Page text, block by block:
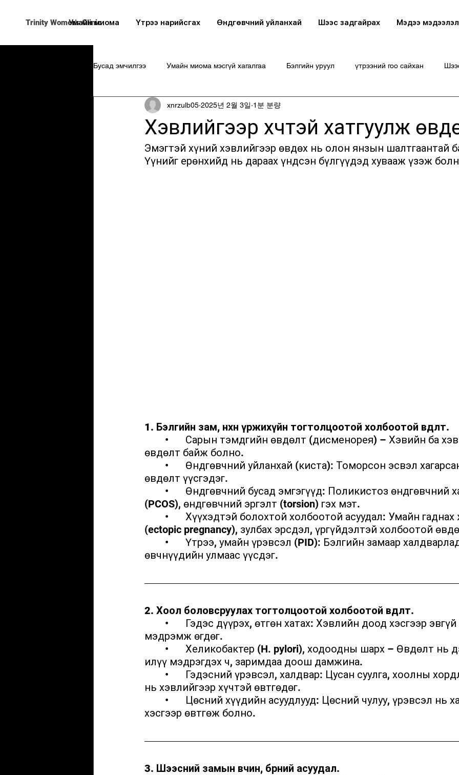
Trinity Women's Clinic
Умайн миома Үтрээ нарийсгах Өндгөвчний уйланхай Шээс задгайрах Мэдээ мэдээлэл
Бусад эмчилгээ Умайн миома мэсгүй хагалгаа Бэлгийн уруул үтрээний гоо сайхан
Хэвлийгээр хүчтэй хатгуулж
xnrzulb05 2025년 2월 3일 1분 분량
Эмэгтэй хүний хэвлийгээр өвдөх нь олон янзын шалтгаантай
Үүнийг ерөнхийд нь дараах үндсэн бүлгүүдэд хувааж үзэж
1. Бэлгийн зам, нөхөн үржихүйн тогтолцоотой холбоотой өвдөлт.
өвдөлт байж болно.
өвдөлт үүсгэдэг.
(PCOS), өндгөвчний эргэлт (torsion) гэх мэт.
(ectopic pregnancy), зулбах эрсдэл, үргүйдэлтэй холбоотой
өвчнүүдийн улмаас үүсдэг.
2. Хоол боловсруулах тогтолцоотой холбоотой өвдөлт.
мэдрэмж өгдөг.
илүү мэдрэгдэх ч, заримдаа доош дамжина.
нь хэвлийгээр хүчтэй өвтгөдөг.
хэсгээр өвтгөж болно.
3. Шээсний замын өвчин, бөөрний асуудал.